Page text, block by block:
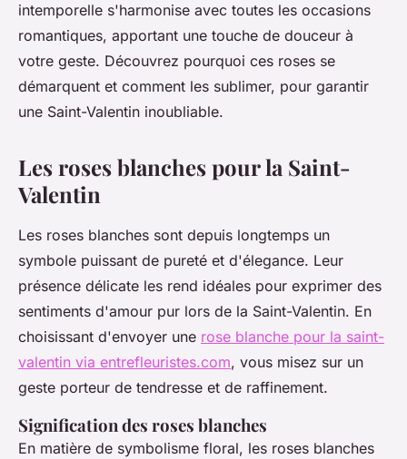
intemporelle s'harmonise avec toutes les occasions
romantiques, apportant une touche de douceur à
votre geste. Découvrez pourquoi ces roses se
démarquent et comment les sublimer, pour garantir
une Saint-Valentin inoubliable.
Les roses blanches pour la Saint-
Valentin
Les roses blanches sont depuis longtemps un
symbole puissant de pureté et d'élegance. Leur
présence délicate les rend idéales pour exprimer des
sentiments d'amour pur lors de la Saint-Valentin. En
choisissant d'envoyer une rose blanche pour la saint-
valentin via entrefleuristes.com, vous misez sur un
geste porteur de tendresse et de raffinement.
Signification des roses blanches
En matière de symbolisme floral, les roses blanches